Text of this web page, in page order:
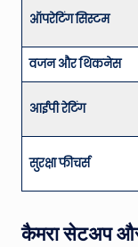
ऑपरेटिंग सिस्टम
वजन और थिकनेस
आईपी रेटिंग
सुरक्षा फीचर्स
कैमरा सेटअप और